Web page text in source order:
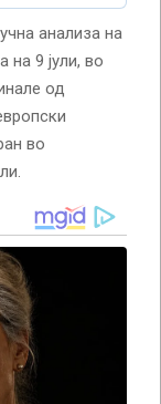
анализа на
на 9 јули, во
од
во